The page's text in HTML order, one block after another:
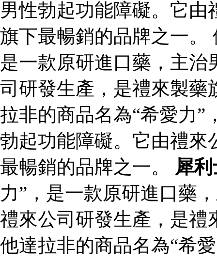
男性勃起功能障礙。它
旗下最暢銷的品牌之一。
是一款原研進口藥，主
司研發生產，是禮來製藥
拉非的商品名為“希愛力”
勃起功能障礙。它由禮來
最暢銷的品牌之一。 犀
力”，是一款原研進口藥
禮來公司研發生產，是禮
他達拉非的商品名為“希